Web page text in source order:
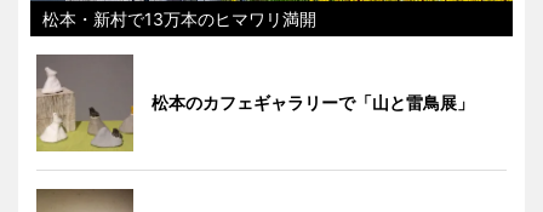
松本・新村で13万本のヒマワリ満開
松本のカフェギャラリーで「山と雷鳥展」